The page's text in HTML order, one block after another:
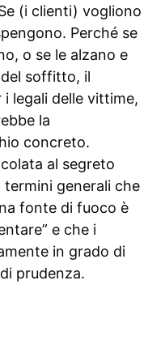
(i clienti) vogliono
Perché se
o se le alzano e
soffitto, il
i legali delle vittime,
la
concreto.
al segreto
generali che
fonte di fuoco è
e che i
in grado di
prudenza.